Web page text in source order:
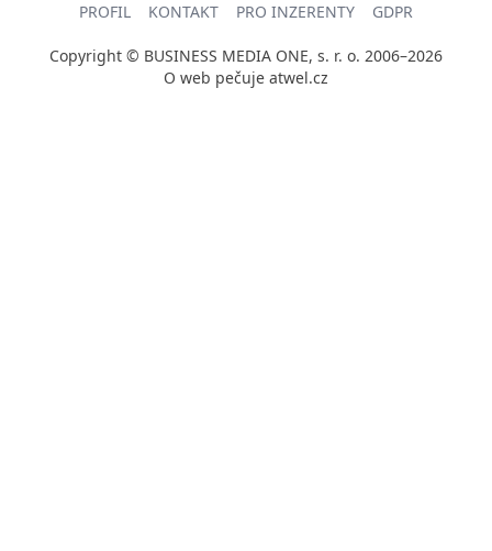
PROFIL KONTAKT PRO INZERENTY GDPR
Copyright © BUSINESS MEDIA ONE, s. r. o. 2006–2026